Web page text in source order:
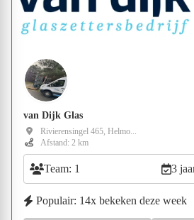
van Dijk Glas
Rivierensingel 465, Helmo...
Afstand: 2 km
Team: 1 3
Populair: 14x bekeken deze week